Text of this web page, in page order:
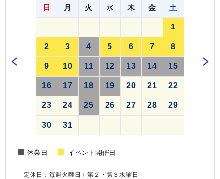
日 月 火 水 木 金 土
1
2 3 4 5 6 7 8
9 10 11 12 13 14 15
16 17 18 19 20 21 22
23 24 25 26 27 28 29
30 31
休業日 イベント開催日
定休日：毎週火曜日＋第２・第３水曜日